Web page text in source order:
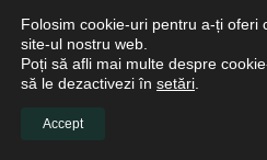
Caută
Folosim cookie-uri pentru a-ți oferi
site-ul nostru web.
Poți să afli mai multe despre
să le dezactivezi în setări
Accept